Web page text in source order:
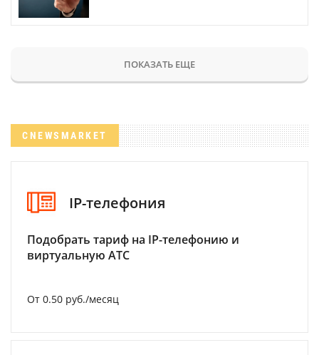
ПОКАЗАТЬ ЕЩЕ
CNEWSMARKET
IP-телефония
Подобрать тариф на IP-телефонию и
виртуальную АТС
От 0.50 руб./месяц